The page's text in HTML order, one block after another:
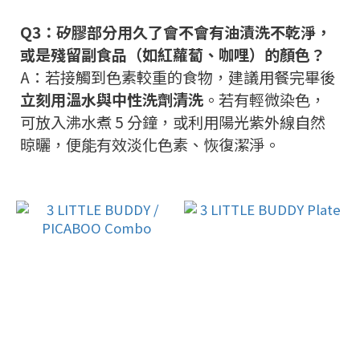
Q3：矽膠部分用久了會不會有油漬洗不乾淨，
或是殘留副食品（如紅蘿蔔、咖哩）的顏色？
A：若接觸到色素較重的食物，建議用餐完畢後
立刻用溫水與中性洗劑清洗 。若有輕微染色，
可放入沸水煮 5 分鐘，或利用陽光紫外線自然
晾曬，便能有效淡化色素、恢復潔淨。